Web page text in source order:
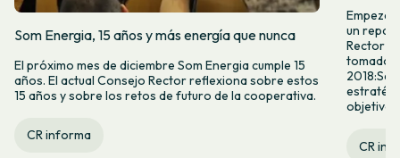
Som Energia, 15 años y más energía que nunca
El próximo mes de diciembre Som Energia cumple 15
años. El actual Consejo Rector reflexiona sobre estos
15 años y sobre los retos de futuro de la cooperativa.
CR informa
un
Rector
tomado
CR